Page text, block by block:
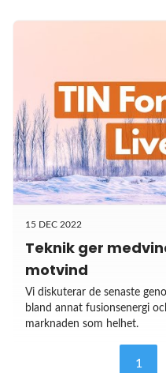
15 DEC 2022
Teknik ger
motvind
Vi diskuterar de senaste
bland annat fusionsenergi
marknaden som helhet.
1